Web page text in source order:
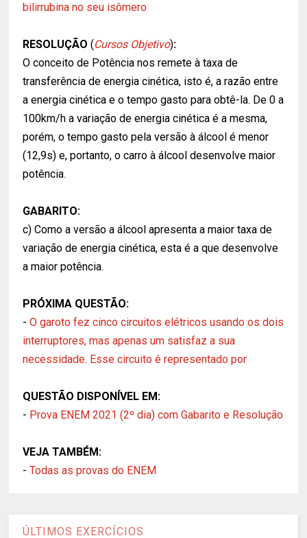
bilirrubina no seu isômero
RESOLUÇÃO(Cursos Objetivo):
O conceito de Potência nos remete à taxa de
transferência de energia cinética, isto é, a razão entre
a energia cinética e o tempo gasto para obtê-la. De 0 a
100km/h a variação de energia cinética é a mesma,
porém, o tempo gasto pela versão à álcool é menor
(12,9s) e, portanto, o carro à álcool desenvolve maior
potência.
GABARITO:
c) Como a versão a álcool apresenta a maior taxa de
variação de energia cinética, esta é a que desenvolve
a maior potência.
PRÓXIMA QUESTÃO:
-O garoto fez cinco circuitos elétricos usando os dois
interruptores, mas apenas um satisfaz a sua
necessidade. Esse circuito é representado por
QUESTÃO DISPONÍVEL EM:
- Prova ENEM 2021 (2º dia) com Gabarito e Resolução
VEJA TAMBÉM:
-Todas as provas do ENEM
ÚLTIMOS EXERCÍCIOS